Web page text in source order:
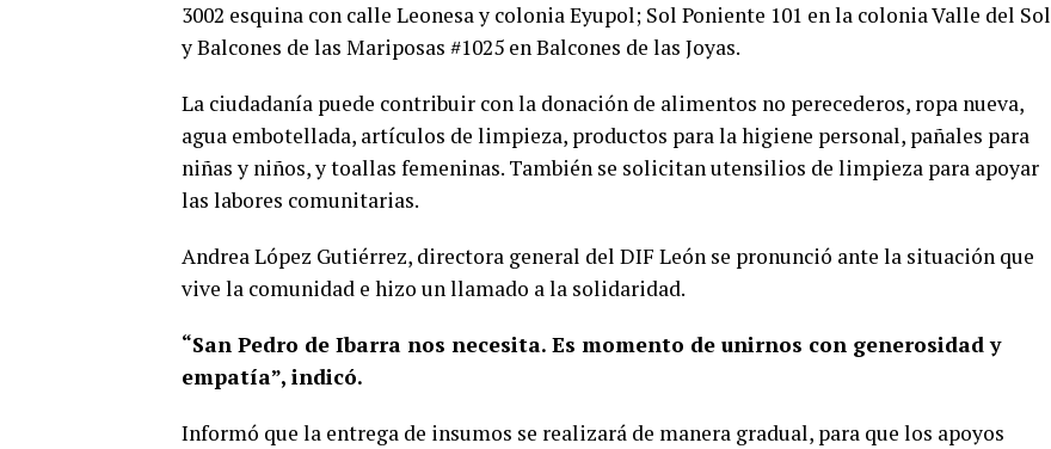
3002 esquina con calle Leonesa y colonia Eyupol; Sol Poniente 101 en la colonia Valle del Sol
y Balcones de las Mariposas #1025 en Balcones de las Joyas.
La ciudadanía puede contribuir con la donación de alimentos no perecederos, ropa nueva,
agua embotellada, artículos de limpieza, productos para la higiene personal, pañales para
niñas y niños, y toallas femeninas. También se solicitan utensilios de limpieza para apoyar
las labores comunitarias.
Andrea López Gutiérrez, directora general del DIF León se pronunció ante la situación que
vive la comunidad e hizo un llamado a la solidaridad.
“San Pedro de Ibarra nos necesita. Es momento de unirnos con generosidad y
empatía”, indicó.
Informó que la entrega de insumos se realizará de manera gradual, para que los apoyos